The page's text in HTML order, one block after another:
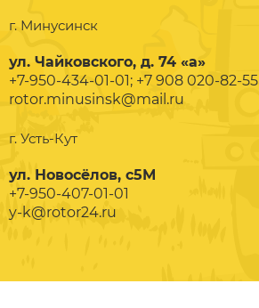
г. Минусинск
ул. Чайковского, д. 74 «а»
+7-950-434-01-01; +7 908 020-82-55
rotor.minusinsk@mail.ru
г. Усть-Кут
ул. Новосёлов, с5М
+7-950-407-01-01
y-k@rotor24.ru